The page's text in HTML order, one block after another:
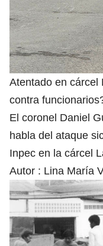
Atentado en cárcel
contra
El coronel Daniel
habla del ataque
Inpec en la cárcel
Autor : Lina María